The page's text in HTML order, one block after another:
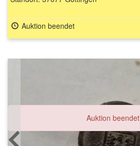
Auktion beendet
Auktion beendet